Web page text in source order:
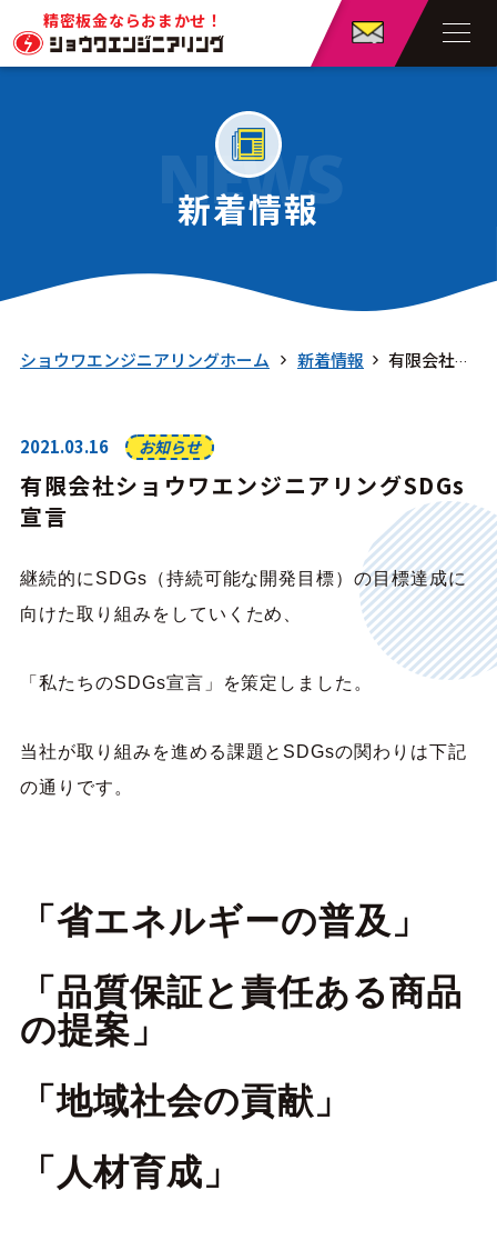
精密板金ならおまかせ！
新着情報
NEWS
ショウワエンジニアリングホーム 新着情報 有限会社ショウワエンジニアリングSDGs宣言
2021.03.16 お知らせ
有限会社ショウワエンジニアリングSDGs
宣言
継続的にSDGs（持続可能な開発目標）の目標達成に
向けた取り組みをしていくため、
「私たちのSDGs宣言」を策定しました。
当社が取り組みを進める課題とSDGsの関わりは下記
の通りです。
「省エネルギーの普及」
「品質保証と責任ある商品
の提案」
「地域社会の貢献」
「人材育成」